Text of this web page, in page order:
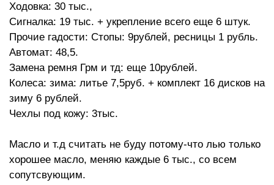
Ходовка: 30 тыс.,
Сигналка: 19 тыс. + укрепление всего еще 6 штук.
Прочие гадости: Стопы: 9рублей, ресницы 1 рубль.
Автомат: 48,5.
Замена ремня Грм и тд: еще 10рублей.
Колеса: зима: литье 7,5руб. + комплект 16 дисков на
зиму 6 рублей.
Чехлы под кожу: 3тыс.
Масло и т.д считать не буду потому-что лью только
хорошее масло, меняю каждые 6 тыс., со всем
сопутсвующим.